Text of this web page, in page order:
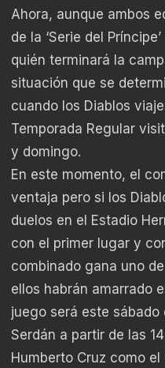
Ahora, aunque ambos
de la ‘Serie del
quién terminará la
situación que se
cuando los Diablos
Temporada Regular
y domingo.
En este momento, el
ventaja pero si los
duelos en el Estadio
con el primer lugar y
combinado gana uno
ellos habrán amarrado
juego será este sábado
Serdán a partir de las
Humberto Cruz como